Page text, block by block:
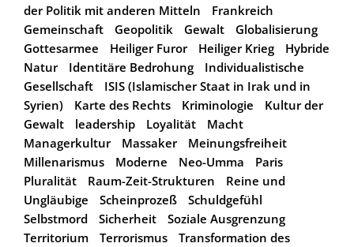
der Politik mit anderen Mitteln
Frankreich
Gemeinschaft
Geopolitik Gewalt
Globalisierung
Gottesarmee
Heiliger Furor Heiliger Krieg
Hybride
Natur
Identitäre Bedrohung
Individualistische
Gesellschaft
ISIS (Islamischer Staat in Irak und in
Syrien)
Karte des Rechts Kriminologie
Kultur der
Gewalt
leadership Loyalität
Macht
Managerkultur
Massaker
Meinungsfreiheit
Millenarismus
Moderne Neo-Umma
Paris
Pluralität
Raum-Zeit-Strukturen
Reine und
Ungläubige
Scheinprozeß
Schuldgefühl
Selbstmord
Sicherheit
Soziale Ausgrenzung
Territorium
Terrorismus
Transformation des